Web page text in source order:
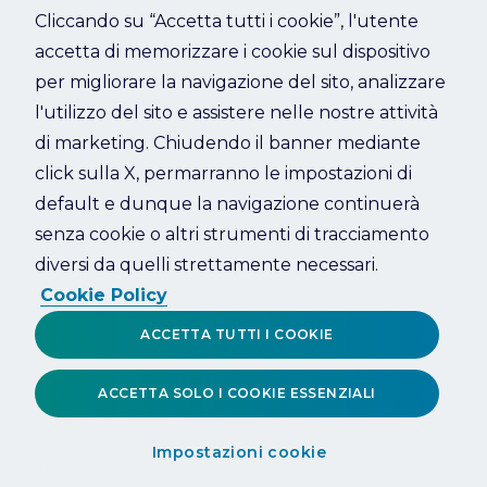
Refresh
Cliccando su “Accetta tutti i cookie”, l'utente
accetta di memorizzare i cookie sul dispositivo
per migliorare la navigazione del sito, analizzare
l'utilizzo del sito e assistere nelle nostre attività
di marketing. Chiudendo il banner mediante
click sulla X, permarranno le impostazioni di
default e dunque la navigazione continuerà
senza cookie o altri strumenti di tracciamento
diversi da quelli strettamente necessari.
Cookie Policy
Impostazioni cookie
ACCETTA SOLO I COOKIE ESSENZIALI
ACCETTA TUTTI I COOKIE